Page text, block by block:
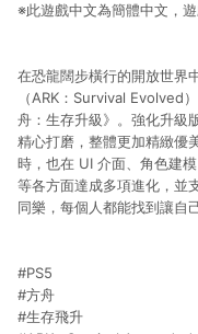
※此遊戲中文為簡體中文，
在恐龍闊步橫行的開放世界
（ARK：Survival Evolved
舟：生存升級》。強化升級
精心打磨，整體更加精緻優
時，也在 UI 介面、角色建
等各方面達成多項進化，並
同樂，每個人都能找到讓自
#PS5
#方舟
#生存飛升